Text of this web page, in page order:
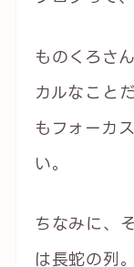
ものくろさ
カルなこと
もフォーカ
い。
ちなみに、
は長蛇の列。